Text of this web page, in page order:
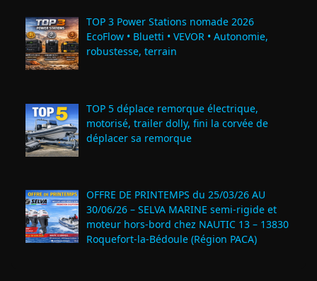
TOP 3 Power Stations nomade 2026
EcoFlow • Bluetti • VEVOR • Autonomie,
robustesse, terrain
TOP 5 déplace remorque électrique,
motorisé, trailer dolly, fini la corvée de
déplacer sa remorque
OFFRE DE PRINTEMPS du 25/03/26 AU
30/06/26 – SELVA MARINE semi-rigide et
moteur hors-bord chez NAUTIC 13 – 13830
Roquefort‑la‑Bédoule (Région PACA)